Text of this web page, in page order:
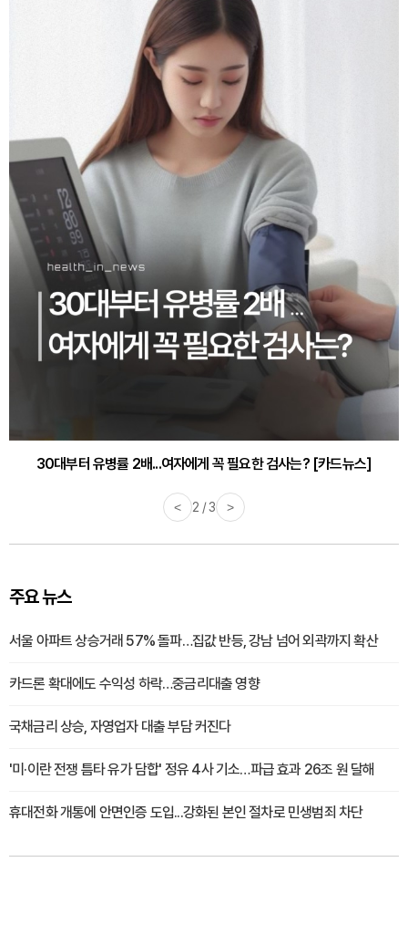
30대부터 유병률 2배...여자에게 꼭 필요한 검사는? [카드뉴스]
< 2 / 3 >
주요 뉴스
서울 아파트 상승거래 57% 돌파…집값 반등, 강남 넘어 외곽까지 확산
카드론 확대에도 수익성 하락…중금리대출 영향
국채금리 상승, 자영업자 대출 부담 커진다
'미·이란 전쟁 틈타 유가 담합' 정유 4사 기소…파급 효과 26조 원 달해
휴대전화 개통에 안면인증 도입...강화된 본인 절차로 민생범죄 차단